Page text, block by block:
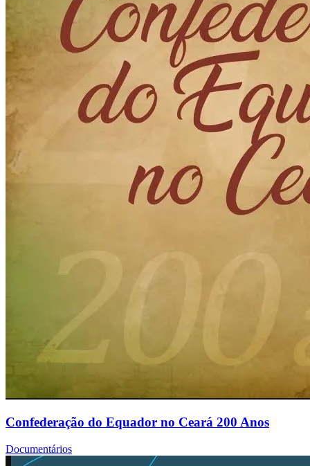
Confederação do Equador no Ceará 200 Anos
Documentários